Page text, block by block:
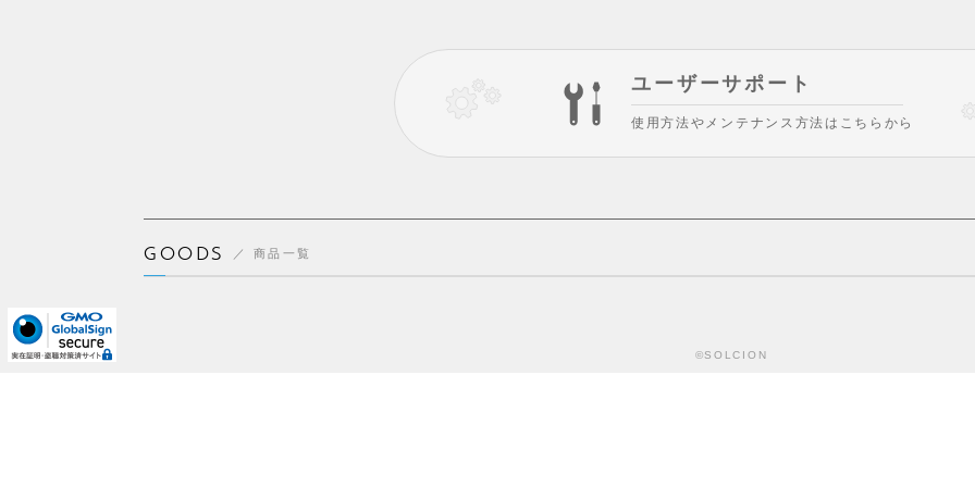
ユーザーサポート
使用方法やメンテナンス方法はこちらから
GOODS 商品一覧
©SOLCION